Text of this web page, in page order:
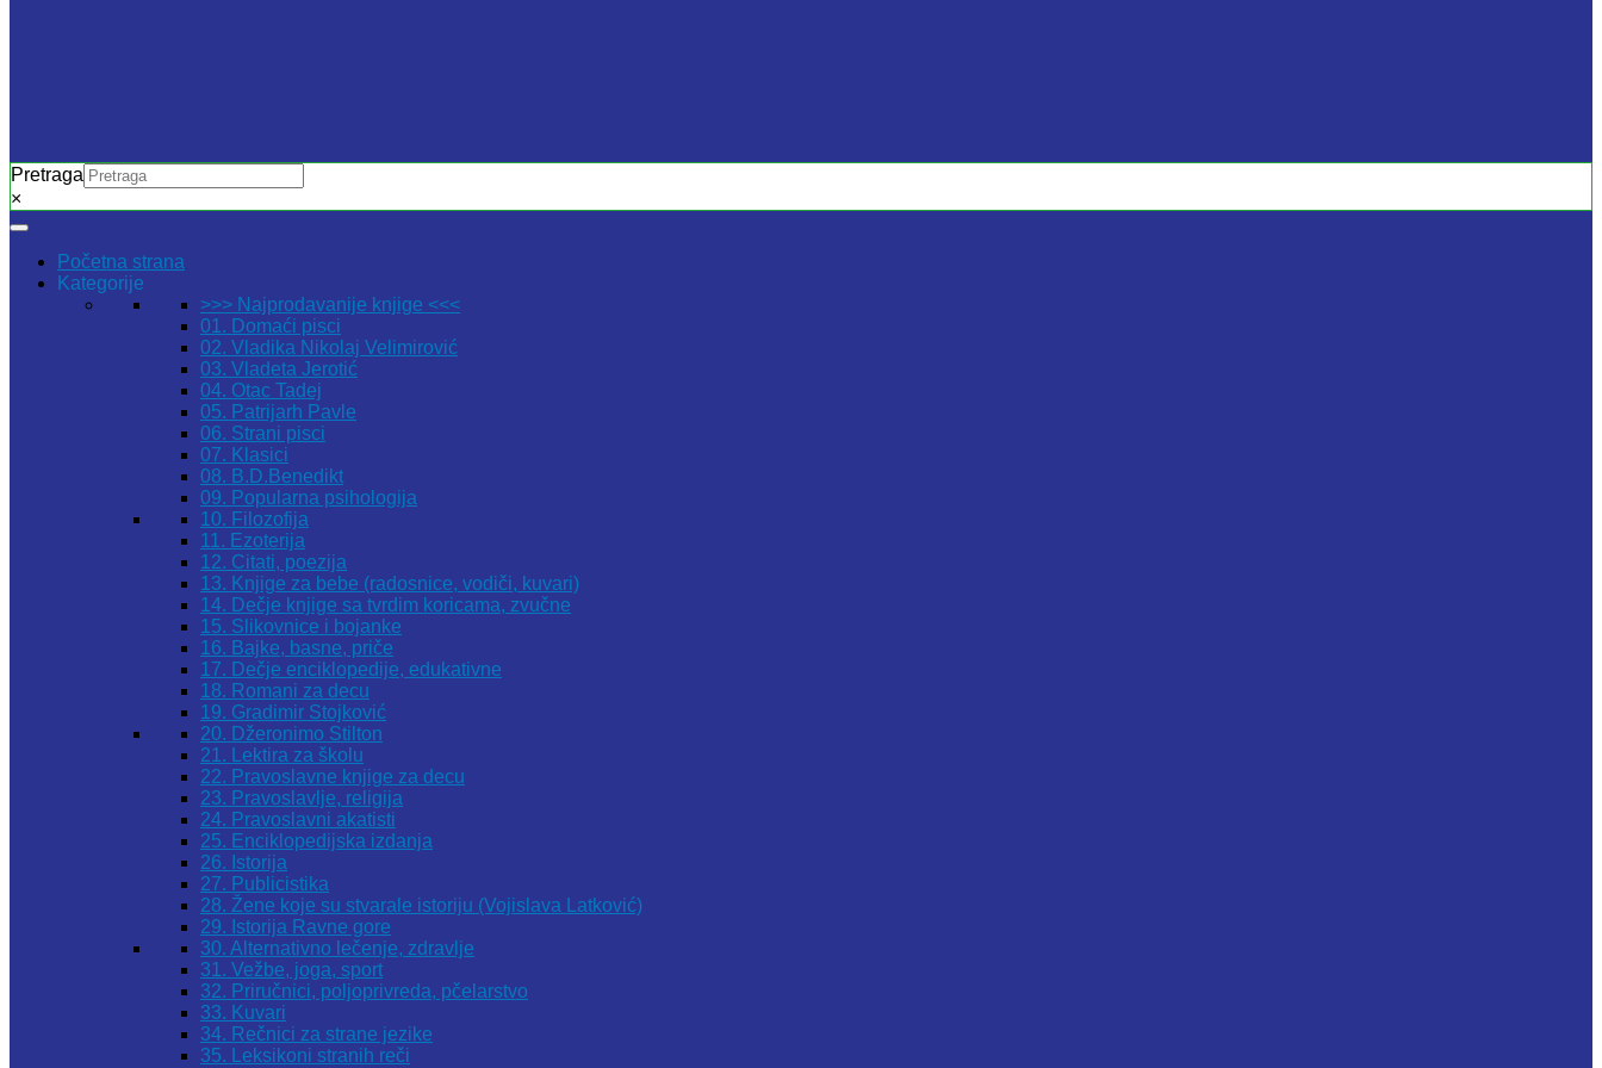
Pretraga
×
Početna strana
Kategorije
>>> Najprodavanije knjige <<<
01. Domaći pisci
02. Vladika Nikolaj Velimirović
03. Vladeta Jerotić
04. Otac Tadej
05. Patrijarh Pavle
06. Strani pisci
07. Klasici
08. B.D.Benedikt
09. Popularna psihologija
10. Filozofija
11. Ezoterija
12. Citati, poezija
13. Knjige za bebe (radosnice, vodiči, kuvari)
14. Dečje knjige sa tvrdim koricama, zvučne
15. Slikovnice i bojanke
16. Bajke, basne, priče
17. Dečje enciklopedije, edukativne
18. Romani za decu
19. Gradimir Stojković
20. Džeronimo Stilton
21. Lektira za školu
22. Pravoslavne knjige za decu
23. Pravoslavlje, religija
24. Pravoslavni akatisti
25. Enciklopedijska izdanja
26. Istorija
27. Publicistika
28. Žene koje su stvarale istoriju (Vojislava Latković)
29. Istorija Ravne gore
30. Alternativno lečenje, zdravlje
31. Vežbe, joga, sport
32. Priručnici, poljoprivreda, pčelarstvo
33. Kuvari
34. Rečnici za strane jezike
35. Leksikoni stranih reči